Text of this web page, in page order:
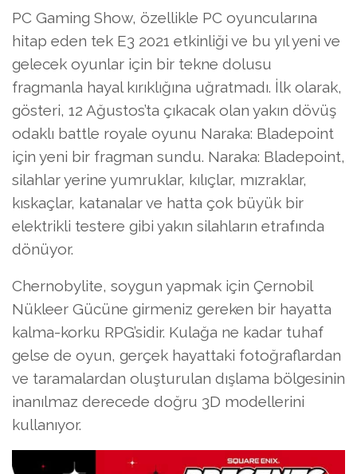
PC Gaming Show, özellikle PC oyuncularına
hitap eden tek E3 2021 etkinliği ve bu yıl yeni ve
gelecek oyunlar için bir tekne dolusu
fragmanla hayal kırıklığına uğratmadı. İlk olarak,
gösteri, 12 Ağustos’ta çıkacak olan yakın dövüş
odaklı battle royale oyunu Naraka: Bladepoint
için yeni bir fragman sundu. Naraka: Bladepoint,
silahlar yerine yumruklar, kılıçlar, mızraklar,
kıskaçlar, katanalar ve hatta çok büyük bir
elektrikli testere gibi yakın silahların etrafında
dönüyor.
Chernobylite, soygun yapmak için Çernobil
Nükleer Gücüne girmeniz gereken bir hayatta
kalma-korku RPG’sidir. Kulağa ne kadar tuhaf
gelse de oyun, gerçek hayattaki fotoğraflardan
ve taramalardan oluşturulan dışlama bölgesinin
inanılmaz derecede doğru 3D modellerini
kullanıyor.